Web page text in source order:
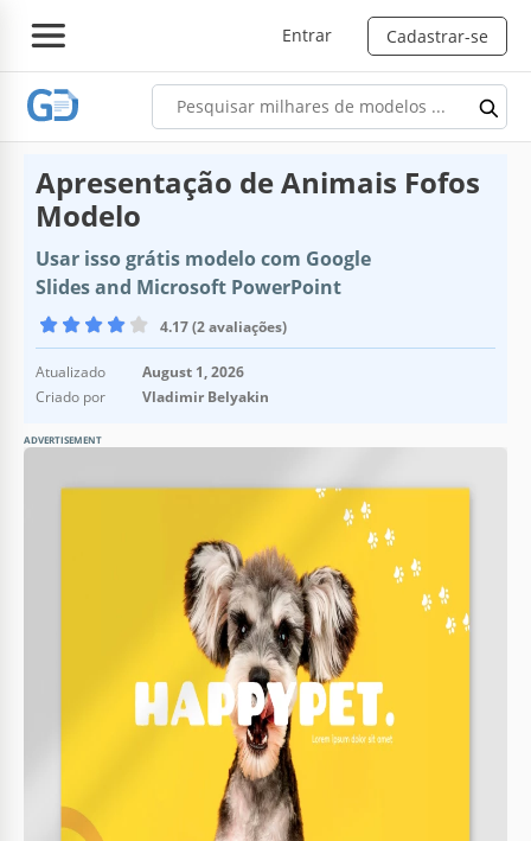
Entrar Cadastrar-se
Apresentação de Animais Fofos
Modelo
Usar isso grátis modelo com Google
Slides and Microsoft PowerPoint
4.17 (2 avaliações)
Atualizado
August 1, 2026
Criado por
Vladimir Belyakin
ADVERTISEMENT